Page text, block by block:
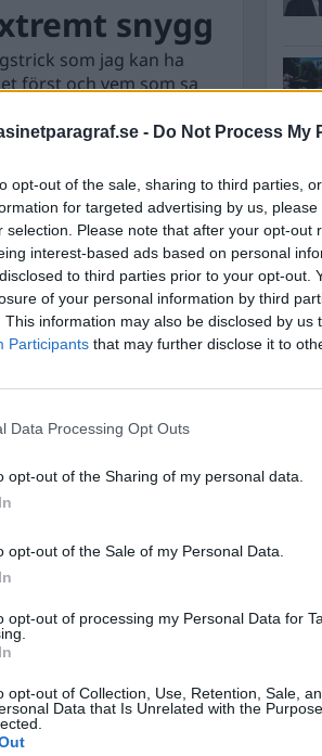
- Do Not Process My
opt-out of the sale, sharing to third parties,
for targeted advertising by us,
selection. Please note that after your opt-out
interest-based ads based on personal
to third parties prior to your opt-out.
of your personal information by third
This information may also be disclosed by us
Participants that may further disclose it to
Data Processing Opt Outs
opt-out of the Sharing of my personal data.
opt-out of the Sale of my Personal Data.
opt-out of processing my Personal Data for
opt-out of Collection, Use, Retention, Sale,
Data that Is Unrelated with the
snygg
som jag kan ha
först och vem som sa
i alla frågor men han
–
är yesterdays news.
därmed vem som kastar
han betett sig. Men i
Dock med den
körkortet en tid.